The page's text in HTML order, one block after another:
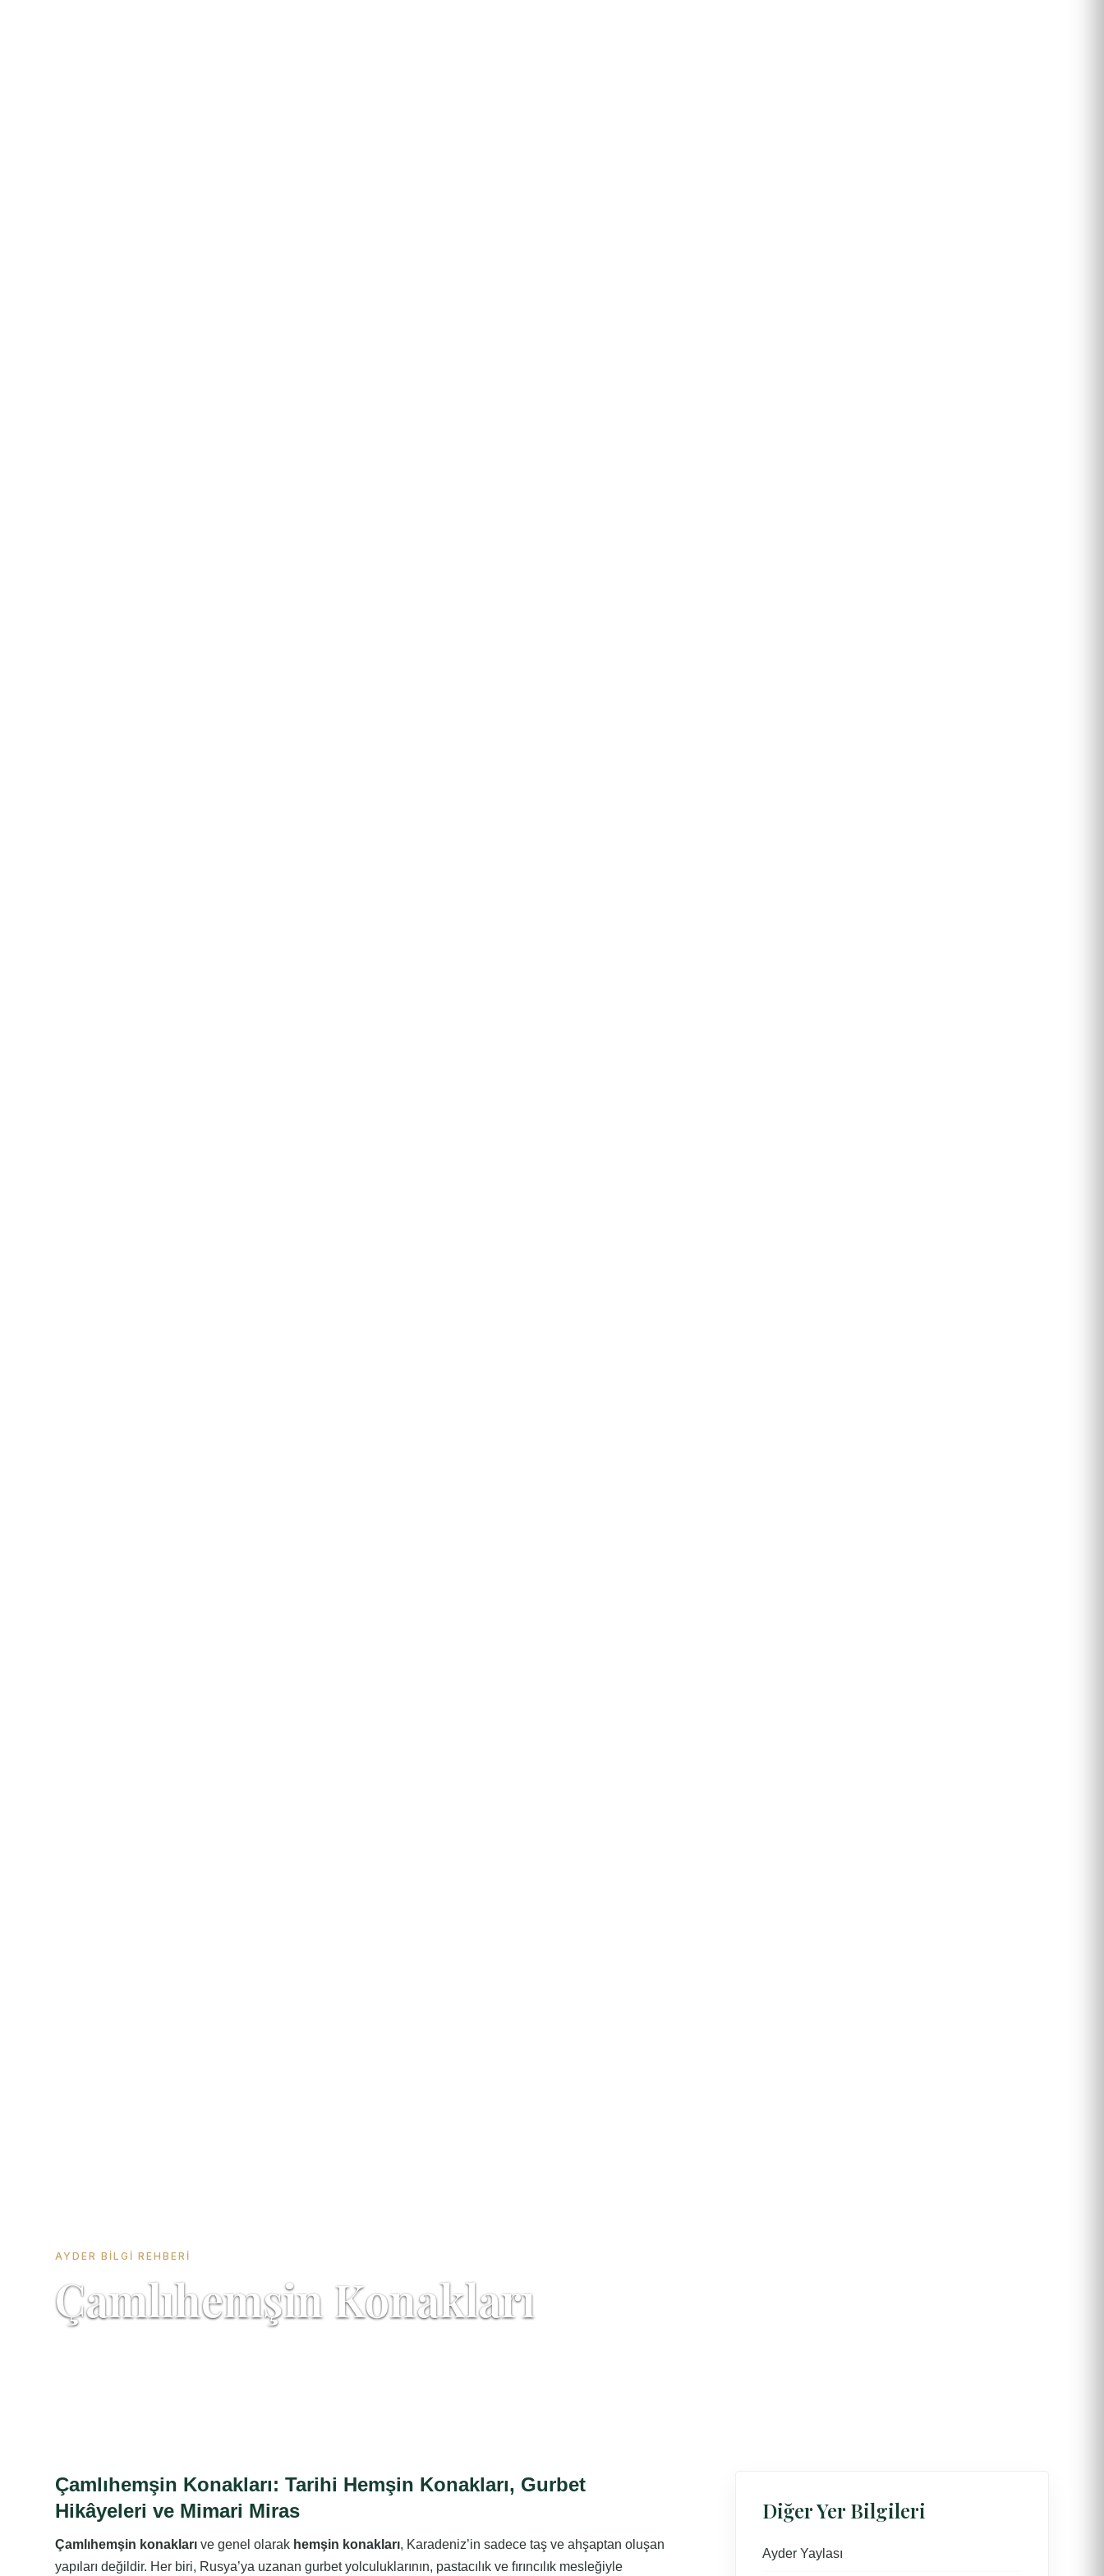
AYDER BILGI REHBERI
Çamlıhemşin Konakları
Çamlıhemşin Konakları: Tarihi Hemşin Konakları, Gurbet
Hikâyeleri ve Mimari Miras
Çamlıhemşin konakları ve genel olarak hemşin konakları, Karadeniz’in sadece taş ve ahşaptan oluşan
yapıları değildir. Her biri, Rusya’ya uzanan gurbet yolculuklarının, pastacılık ve fırıncılık mesleğiyle
Diğer Yer Bilgileri
Ayder Yaylası